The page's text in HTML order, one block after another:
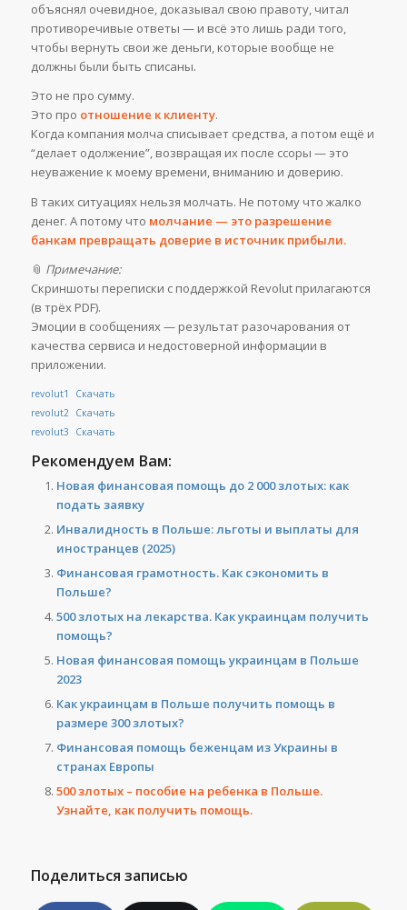
объяснял очевидное, доказывал свою правоту, читал
противоречивые ответы — и всё это лишь ради того,
чтобы вернуть свои же деньги, которые вообще не
должны были быть списаны.
Это не про сумму.
Это про отношение к клиенту.
Когда компания молча списывает средства, а потом ещё и
“делает одолжение”, возвращая их после ссоры — это
неуважение к моему времени, вниманию и доверию.
В таких ситуациях нельзя молчать. Не потому что жалко
денег. А потому что молчание — это разрешение
банкам превращать доверие в источник прибыли.
📎 Примечание:
Скриншоты переписки с поддержкой Revolut прилагаются
(в трёх PDF).
Эмоции в сообщениях — результат разочарования от
качества сервиса и недостоверной информации в
приложении.
revolut1
Скачать
revolut2
Скачать
revolut3
Скачать
Рекомендуем Вам:
Новая финансовая помощь до 2 000 злотых: как
подать заявку
Инвалидность в Польше: льготы и выплаты для
иностранцев (2025)
Финансовая грамотность. Как сэкономить в
Польше?
500 злотых на лекарства. Как украинцам получить
помощь?
Новая финансовая помощь украинцам в Польше
2023
Как украинцам в Польше получить помощь в
размере 300 злотых?
Финансовая помощь беженцам из Украины в
странах Европы
500 злотых – пособие на ребенка в Польше.
Узнайте, как получить помощь.
Поделиться записью